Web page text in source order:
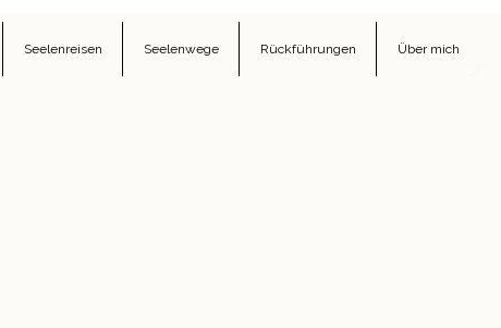
Seelenreisen Seelenwege Rückführungen Über mich